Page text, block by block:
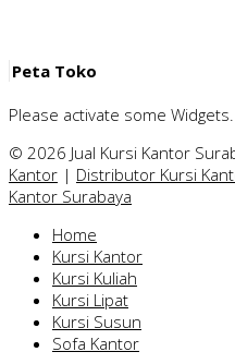
Peta Toko
Please activate some Widgets.
© 2026 Jual Kursi Kantor
Kantor | Distributor Kursi
Kantor Surabaya
Home
Kursi Kantor
Kursi Kuliah
Kursi Lipat
Kursi Susun
Sofa Kantor